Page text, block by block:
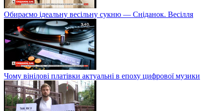
Обираємо ідеальну весільну сукню — Сніданок. Весілля
Чому вінілові платівки актуальні в епоху цифрової музики